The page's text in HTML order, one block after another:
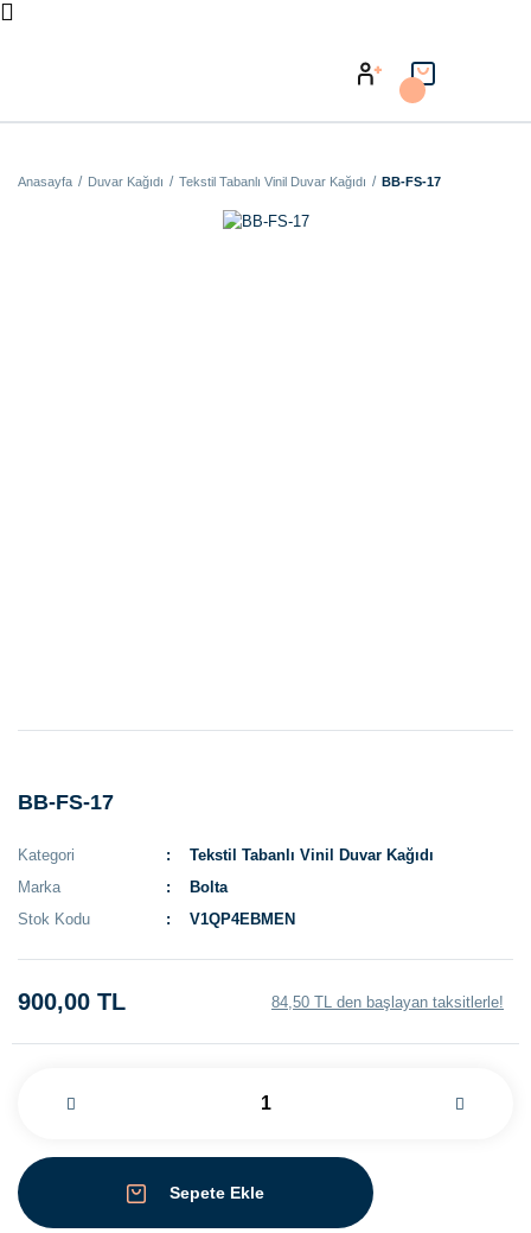
Anasayfa Duvar Kağıdı Tekstil Tabanlı Vinil Duvar Kağıdı BB-FS-17
BB-FS-17
Kategori
Tekstil Tabanlı Vinil Duvar Kağıdı
Marka
Bolta
Stok Kodu
V1QP4EBMEN
900,00 TL 84,50 TL den başlayan taksitlerle!
Sepete Ekle